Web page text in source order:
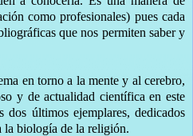
como profesionales) pues cada
que nos permiten saber y
en torno a la mente y al cerebro,
y de actualidad científica en este
últimos ejemplares, dedicados
la biología de la religión.